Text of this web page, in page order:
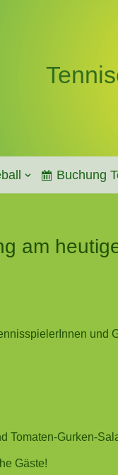
Buchung
am
und
Tomaten-Gurken-
Gäste!